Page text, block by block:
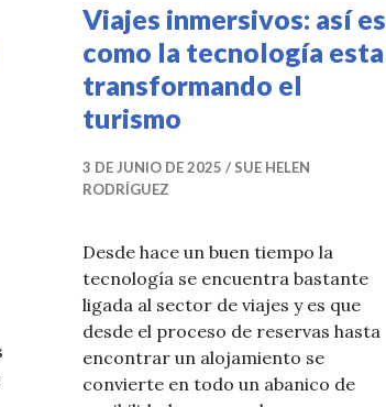
Viajes inmersivos: así es
como la tecnología esta
transformando el
turismo
3 DE JUNIO DE 2025
SUE HELEN
RODRÍGUEZ
Desde hace un buen tiempo la
tecnología se encuentra bastante
ligada al sector de viajes y es que
desde el proceso de reservas hasta
encontrar un alojamiento se
convierte en todo un abanico de